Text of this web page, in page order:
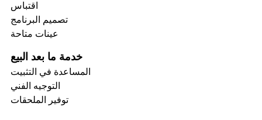
اقتباس
تصميم البرنامج
عينات متاحة
خدمة ما بعد البيع
المساعدة في التثبيت
التوجيه الفني
توفير الملحقات